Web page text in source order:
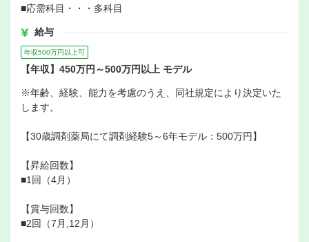
■応需科目・・・多科目
給与
年収500万円以上可
【年収】450万円～500万円以上 モデル
※年齢、経験、能力を考慮のうえ、同社規定により決定いた
します。
【30歳調剤薬局にて調剤経験5～6年モデル：500万円】
【昇給回数】
■1回（4月）
【賞与回数】
■2回（7月,12月）